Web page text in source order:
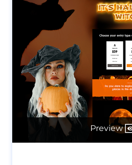
Preview